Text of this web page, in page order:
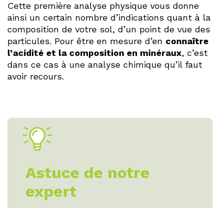
Cette première analyse physique vous donne
ainsi un certain nombre d’indications quant à la
composition de votre sol, d’un point de vue des
particules. Pour être en mesure d’en connaître
l’acidité et la composition en minéraux, c’est
dans ce cas à une analyse chimique qu’il faut
avoir recours.
Astuce de notre
expert